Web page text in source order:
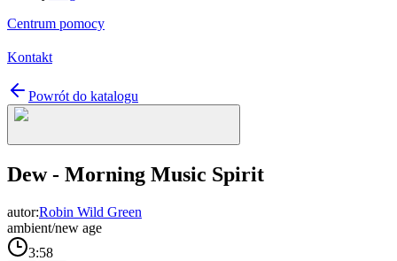
Centrum pomocy
Kontakt
Powrót do katalogu
Dew - Morning Music Spirit
autor:Robin Wild Green
ambient/new age
3:58